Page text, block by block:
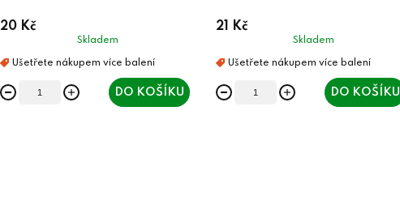
20 Kč
Skladem
DO KOŠÍKU
21 Kč
Skladem
DO KOŠÍKU